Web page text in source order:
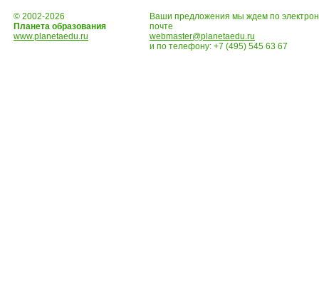
© 2002-2026
Планета образования
www.planetaedu.ru
Ваши предложения мы ждем по
почте
webmaster@planetaedu.ru
и по телефону: +7 (495) 545 63 67